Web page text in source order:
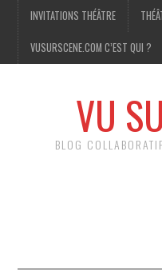
INVITATIONS THÉÂTRE
VUSURSCENE.COM C’EST QUI ?
VU
BLOG